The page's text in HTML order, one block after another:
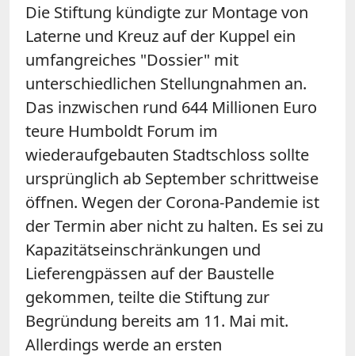
Die Stiftung kündigte zur Montage von
Laterne und Kreuz auf der Kuppel ein
umfangreiches "Dossier" mit
unterschiedlichen Stellungnahmen an.
Das inzwischen rund 644 Millionen Euro
teure Humboldt Forum im
wiederaufgebauten Stadtschloss sollte
ursprünglich ab September schrittweise
öffnen. Wegen der Corona-Pandemie ist
der Termin aber nicht zu halten. Es sei zu
Kapazitätseinschränkungen und
Lieferengpässen auf der Baustelle
gekommen, teilte die Stiftung zur
Begründung bereits am 11. Mai mit.
Allerdings werde an ersten